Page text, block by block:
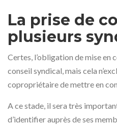
La prise de
plusieurs
Certes, l’obligation de mise en
conseil syndical, mais cela
copropriétaire de mettre en
A ce stade, il sera très
d’identifier auprès de ses